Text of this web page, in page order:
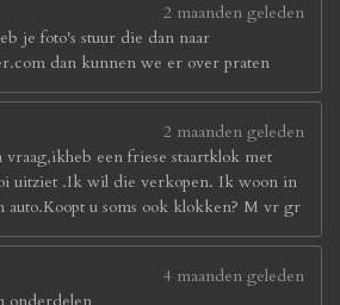
2 maanden geleden
je foto's stuur die dan naar
dan kunnen we er over praten
2 maanden geleden
een friese staartklok met
uitziet .Ik wil die verkopen. Ik woon in
auto.Koopt u soms ook klokken? M vr gr
4 maanden geleden